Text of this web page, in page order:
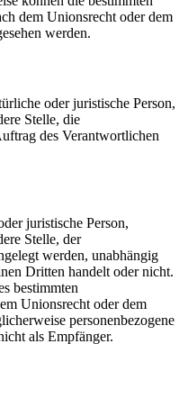
dem Unionsrecht oder dem
werden.
oder juristische Person,
Stelle, die
des Verantwortlichen
juristische Person,
Stelle, der
werden, unabhängig
Dritten handelt oder nicht.
bestimmten
Unionsrecht oder dem
personenbezogene
als Empfänger.